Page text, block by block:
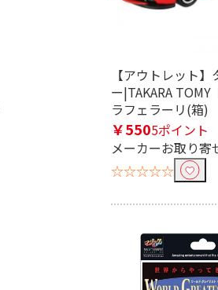
【アウトレット】
ー|TAKARA
ラフェラーリ(箱)
￥5505ポイント
メーカーお取り寄
☆☆☆☆☆
価格で絞り込む
円 ~